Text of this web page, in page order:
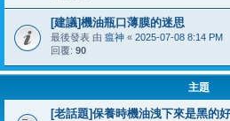
[建議]機油瓶口薄膜的迷思
最後發表 由 瘟神 « 2025-07-08 8:14 PM
回覆: 90
主題
[老話題]保養時機油洩下來是黑的